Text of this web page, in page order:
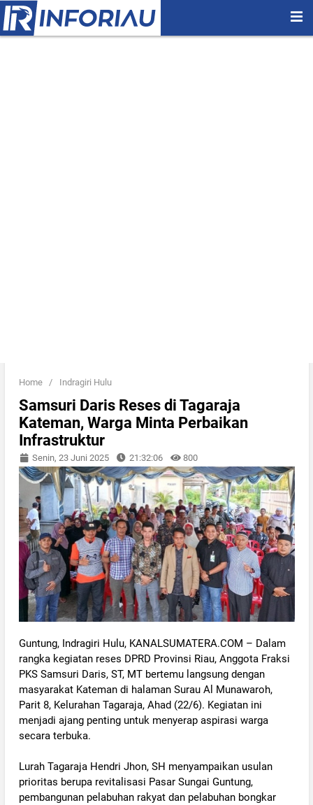
Home / Indragiri Hulu
Samsuri Daris Reses di Tagaraja
Kateman, Warga Minta Perbaikan
Infrastruktur
Senin, 23 Juni 2025 21:32:06 800
Guntung, Indragiri Hulu, KANALSUMATERA.COM – Dalam
rangka kegiatan reses DPRD Provinsi Riau, Anggota Fraksi
PKS Samsuri Daris, ST, MT bertemu langsung dengan
masyarakat Kateman di halaman Surau Al Munawaroh,
Parit 8, Kelurahan Tagaraja, Ahad (22/6). Kegiatan ini
menjadi ajang penting untuk menyerap aspirasi warga
secara terbuka.
‎Lurah Tagaraja Hendri Jhon, SH menyampaikan usulan
prioritas berupa revitalisasi Pasar Sungai Guntung,
pembangunan pelabuhan rakyat dan pelabuhan bongkar